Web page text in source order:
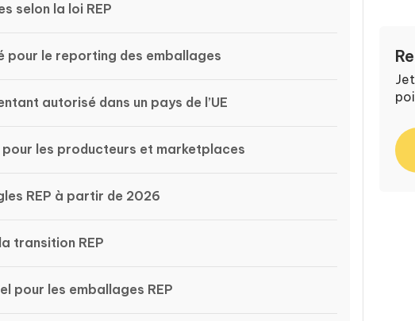
selon la loi REP
pour le reporting des emballages
autorisé dans un pays de l’UE
les producteurs et marketplaces
REP à partir de 2026
transition REP
pour les emballages REP